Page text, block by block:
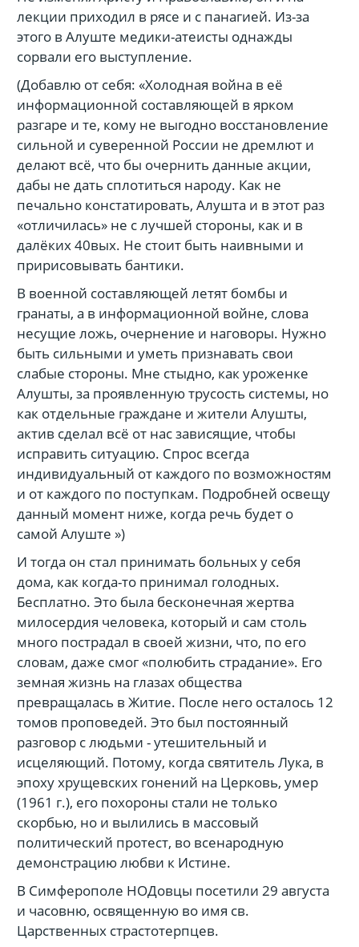
лекции приходил в рясе и с панагией. Из-за
этого в Алуште медики-атеисты однажды
сорвали его выступление.
(Добавлю от себя: «Холодная война в её
информационной составляющей в ярком
разгаре и те, кому не выгодно восстановление
сильной и суверенной России не дремлют и
делают всё, что бы очернить данные акции,
дабы не дать сплотиться народу. Как не
печально констатировать, Алушта и в этот раз
«отличилась» не с лучшей стороны, как и в
далёких 40вых. Не стоит быть наивными и
пририсовывать бантики.
В военной составляющей летят бомбы и
гранаты, а в информационной войне, слова
несущие ложь, очернение и наговоры. Нужно
быть сильными и уметь признавать свои
слабые стороны. Мне стыдно, как уроженке
Алушты, за проявленную трусость системы, но
как отдельные граждане и жители Алушты,
актив сделал всё от нас зависящие, чтобы
исправить ситуацию. Спрос всегда
индивидуальный от каждого по возможностям
и от каждого по поступкам. Подробней освещу
данный момент ниже, когда речь будет о
самой Алуште »)
И тогда он стал принимать больных у себя
дома, как когда-то принимал голодных.
Бесплатно. Это была бесконечная жертва
милосердия человека, который и сам столь
много пострадал в своей жизни, что, по его
словам, даже смог «полюбить страдание». Его
земная жизнь на глазах общества
превращалась в Житие. После него осталось 12
томов проповедей. Это был постоянный
разговор с людьми - утешительный и
исцеляющий. Потому, когда святитель Лука, в
эпоху хрущевских гонений на Церковь, умер
(1961 г.), его похороны стали не только
скорбью, но и вылились в массовый
политический протест, во всенародную
демонстрацию любви к Истине.
В Симферополе НОДовцы посетили 29 августа
и часовню, освященную во имя св.
Царственных страстотерпцев.